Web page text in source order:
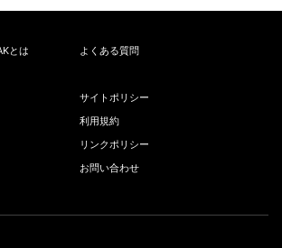
とは
よくある質問
サイトポリシー
利用規約
リンクポリシー
お問い合わせ